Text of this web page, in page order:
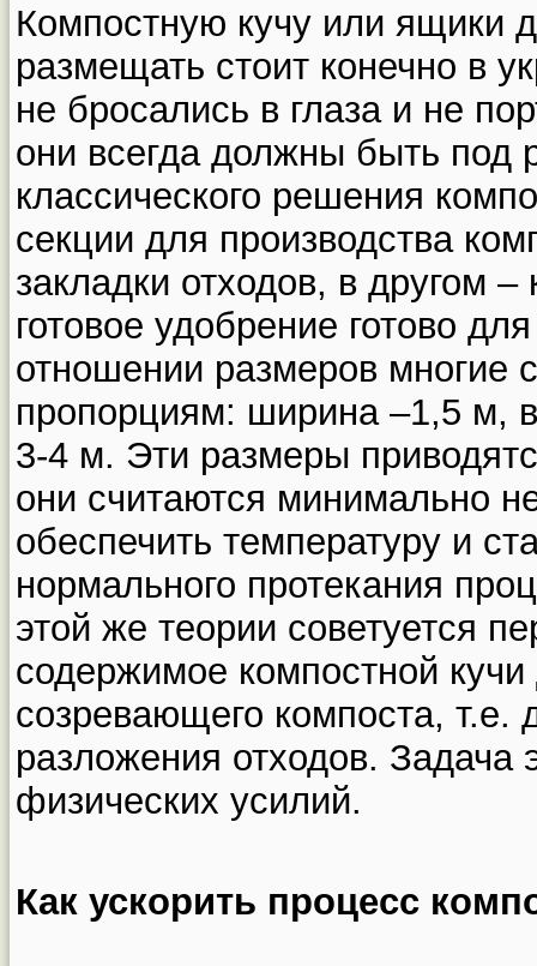
Компостную кучу или ящики
размещать стоит конечно в
не бросались в глаза и не
они всегда должны быть под
классического решения
секции для производства
закладки отходов, в другом –
готовое удобрение готово
отношении размеров многие
пропорциям: ширина –1,5 м,
3-4 м. Эти размеры
они считаются минимально
обеспечить температуру и
нормального протекания
этой же теории советуется
содержимое компостной
созревающего компоста, т.е.
разложения отходов. Задача
физических усилий.
Как ускорить процесс